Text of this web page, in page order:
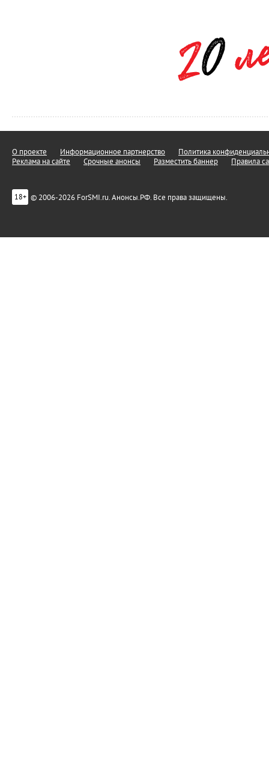
О проекте Информационное партнерство
Политика
Реклама на сайте
Срочные анонсы Разместить баннер Правила
18+ © 2006-2026 ForSMI.ru. Анонсы.РФ. Все права защищены.